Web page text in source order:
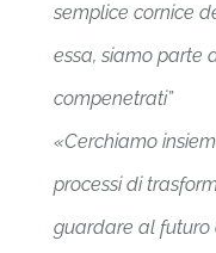
semplice cornice
essa, siamo parte
compenetrati”
«Cerchiamo
processi di
guardare al futuro